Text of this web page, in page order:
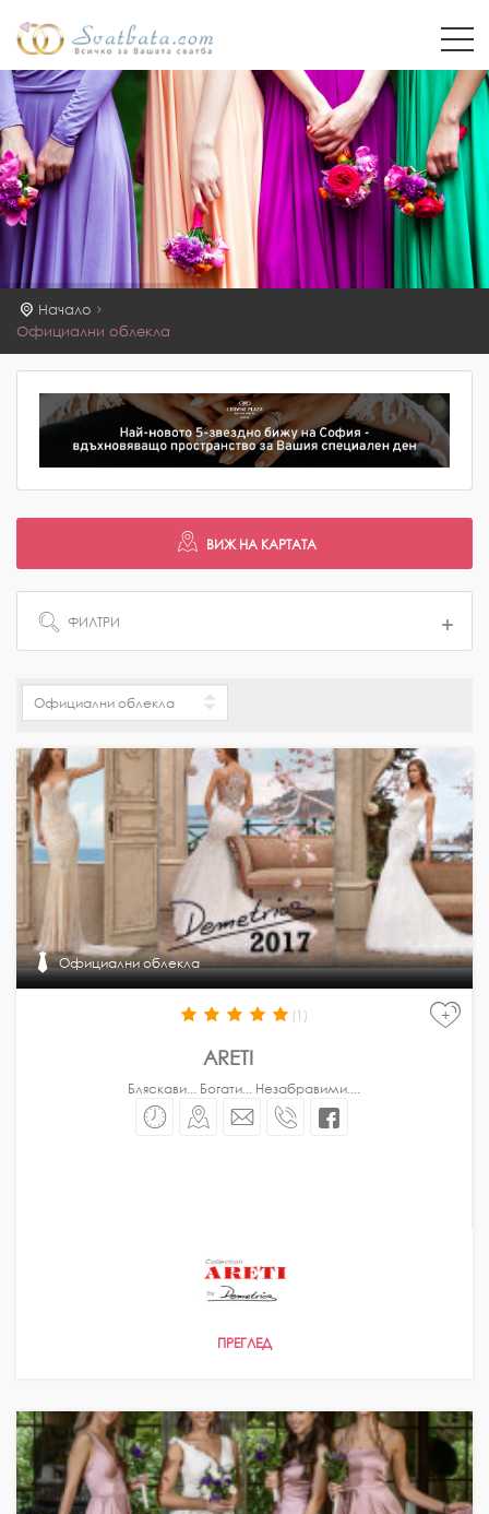
Начало
Официални облекла
ФИЛТРИ
Официални облекла
(1) +
ARETI
Бляскави... Богати... Незабравими....
ПРЕГЛЕД